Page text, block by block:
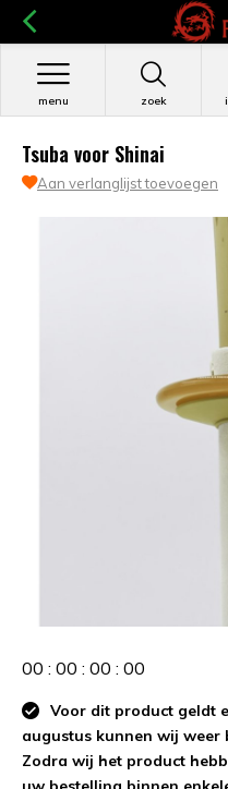
zoek
menu
Tsuba voor Shinai
Aan verlanglijst toevoegen
00 : 00 : 00 : 00
Voor dit product geldt
augustus kunnen wij weer
Zodra wij het product